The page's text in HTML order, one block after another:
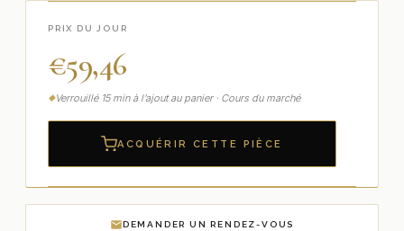
PRIX DU JOUR
€59,46
Verrouillé 15 min à l’ajout au panier · Cours du marché
ACQUÉRIR CETTE PIÈCE
DEMANDER UN RENDEZ-VOUS